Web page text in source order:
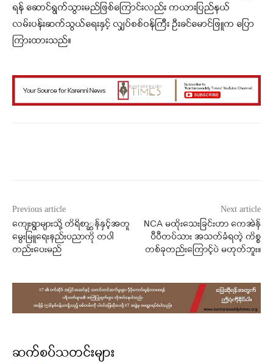
ရန် ဆောင်ရွက်သွားမည်ဖြစ်ကြောင်းလည်း ကယားပြည်နယ်
လမ်းပန်းဆက်သွယ်ရေးနှင့် လျှပ်စစ်ဝန်ကြီး ဦးခင်မောင်ဖြူက ပြော
ကြားထားသည်။
Previous article
ကျေးရွာများသို့ တိရိစာ္ဆန်နှင့်အတူ
မွေးမြူရေးနည်းပညာကို တပါ
တည်းပေးမည်
Next article
NCA မထိုးသေးခြင်းဟာ ကေအဲန်
ပီပီတပ်သား အသတ်ခံရတဲ့ ကိစ္စ
တစ်ခုတည်းကြောင့်ပဲ မဟုတ်ဘူး။
ဆက်စပ်သတင်းများ